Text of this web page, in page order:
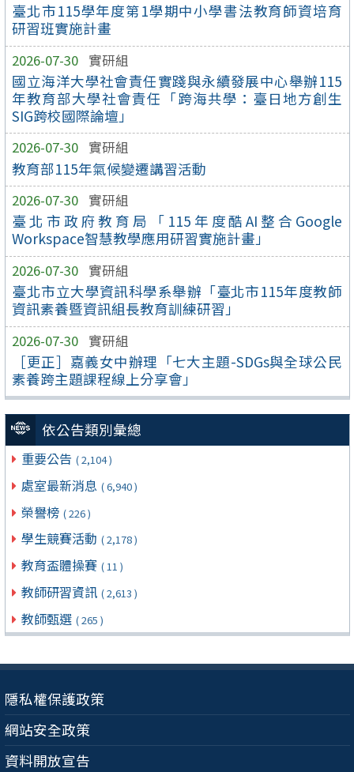
臺北市115學年度第1學期中小學書法教育師資培育
研習班實施計畫
2026-07-30 實研組
國立海洋大學社會責任實踐與永續發展中心舉辦115
年教育部大學社會責任「跨海共學：臺日地方創生
SIG跨校國際論壇」
2026-07-30 實研組
教育部115年氣候變遷講習活動
2026-07-30 實研組
臺北市政府教育局「115年度酷AI整合Google
Workspace智慧教學應用研習實施計畫」
2026-07-30 實研組
臺北市立大學資訊科學系舉辦「臺北市115年度教師
資訊素養暨資訊組長教育訓練研習」
2026-07-30 實研組
［更正］嘉義女中辦理「七大主題-SDGs與全球公民
素養跨主題課程線上分享會」
依公告類別彙總
重要公告 ( 2,104 )
處室最新消息 ( 6,940 )
榮譽榜 ( 226 )
學生競賽活動 ( 2,178 )
教育盃體操賽 ( 11 )
教師研習資訊 ( 2,613 )
教師甄選 ( 265 )
隱私權保護政策
網站安全政策
資料開放宣告